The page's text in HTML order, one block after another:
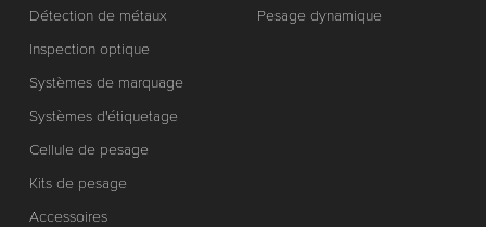
Détection de métaux
Inspection optique
Systèmes de marquage
Systèmes d'étiquetage
Cellule de pesage
Kits de pesage
Accessoires
Pesage dynamique